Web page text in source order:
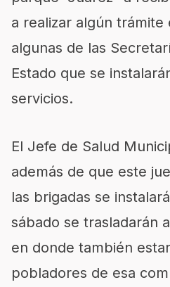
a realizar algún trámite
algunas de las
Estado que se
servicios.
El Jefe de Salud
además de que este
las brigadas se
sábado se trasladarán
en donde también
pobladores de esa